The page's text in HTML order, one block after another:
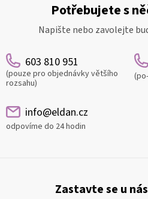
Potřebujete s
Napište nebo zavolejte
603 810 951
(pouze pro objednávky většího
rozsahu)
info@eldan.cz
odpovíme do 24 hodin
Zastavte se u